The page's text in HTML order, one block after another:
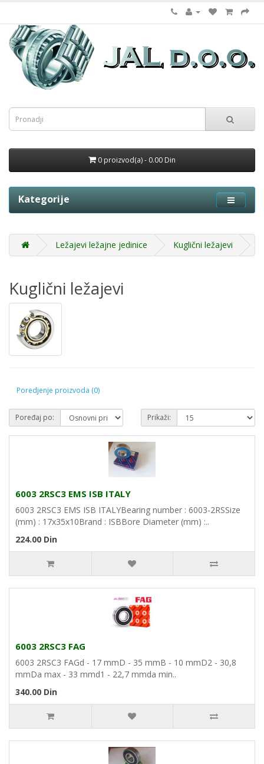
0 proizvod(a) - 0.00 Din
Kategorije
Ležajevi ležajne jedinice Kuglični ležajevi
Kuglični ležajevi
Poredjenje proizvoda (0)
Poređaj po: Prikaži:
6003 2RSC3 EMS ISB ITALY
6003 2RSC3 EMS ISB ITALYBearing number : 6003-2RSSize
(mm) : 17x35x10Brand : ISBBore Diameter (mm) :..
224.00 Din
6003 2RSC3 FAG
6003 2RSC3 FAGd - 17 mmD - 35 mmB - 10 mmD2 - 30,8
mmDa max - 33 mmd1 - 22,7 mmda min..
340.00 Din